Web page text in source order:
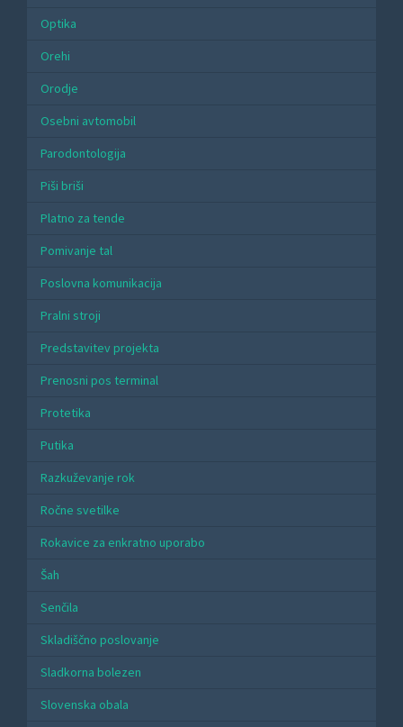
Optika
Orehi
Orodje
Osebni avtomobil
Parodontologija
Piši briši
Platno za tende
Pomivanje tal
Poslovna komunikacija
Pralni stroji
Predstavitev projekta
Prenosni pos terminal
Protetika
Putika
Razkuževanje rok
Ročne svetilke
Rokavice za enkratno uporabo
Šah
Senčila
Skladiščno poslovanje
Sladkorna bolezen
Slovenska obala